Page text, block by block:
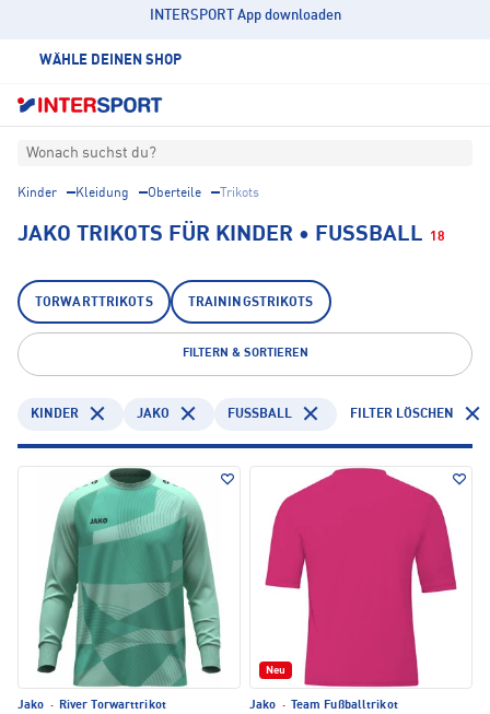
INTERSPORT App downloaden
WÄHLE DEINEN SHOP
Wonach suchst du?
Kinder Kleidung Oberteile Trikots
JAKO TRIKOTS FÜR KINDER • FUSSBALL 18
TORWARTTRIKOTS TRAININGSTRIKOTS
FILTERN & SORTIEREN
KINDER JAKO FUSSBALL FILTER LÖSCHEN
Jako ·
River Torwarttrikot
Neu
Jako ·
Team Fußballtrikot